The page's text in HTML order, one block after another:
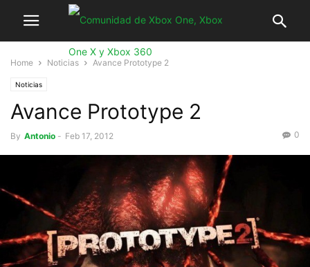
Home Noticias Avance Prototype 2
Noticias
Avance Prototype 2
By Antonio - Feb 17, 2012 0